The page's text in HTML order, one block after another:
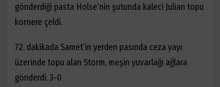
gönderdiği pasta Holse’nin şutunda kaleci Julian topu
kornere çeldi.
72. dakikada Samet’in yerden pasında ceza yayı
üzerinde topu alan Storm, meşin yuvarlağı ağlara
gönderdi. 3-0